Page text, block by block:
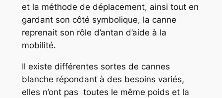
et la méthode de déplacement, ainsi tout en
gardant son côté symbolique, la canne
reprenait son rôle d’antan d’aide à la
mobilité.
Il existe différentes sortes de cannes
blanche répondant à des besoins variés,
elles n’ont pas toutes le même poids et la